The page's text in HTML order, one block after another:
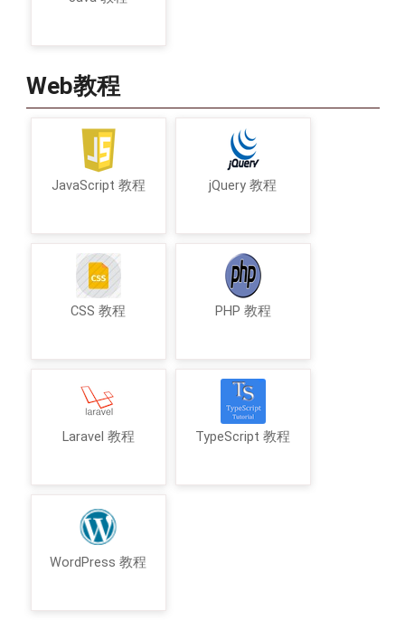
Web教程
JavaScript 教程 jQuery 教程
CSS 教程 PHP 教程
Laravel 教程 TypeScript 教程
WordPress 教程